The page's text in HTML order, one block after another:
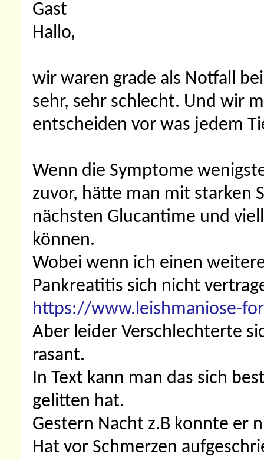
Gast
Hallo,
wir waren grade als Notfall
sehr, sehr schlecht. Und wir
entscheiden vor was jedem
Wenn die Symptome
zuvor, hätte man mit starken
nächsten Glucantime und
können.
Wobei wenn ich einen
Pankreatitis sich nicht
https://www.leishmaniose-
Aber leider Verschlechterte
rasant.
In Text kann man das sich
gelitten hat.
Gestern Nacht z.B konnte er
Hat vor Schmerzen